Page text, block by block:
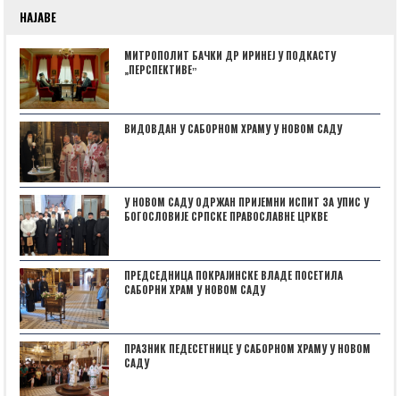
НАЈАВЕ
МИТРОПОЛИТ БАЧКИ ДР ИРИНЕЈ У ПОДКАСТУ
„ПЕРСПЕКТИВЕˮ
ВИДОВДАН У САБОРНОМ ХРАМУ У НОВОМ САДУ
У НОВОМ САДУ ОДРЖАН ПРИЈЕМНИ ИСПИТ ЗА УПИС У
БОГОСЛОВИЈЕ СРПСКЕ ПРАВОСЛАВНЕ ЦРКВЕ
ПРЕДСЕДНИЦА ПОКРАЈИНСКЕ ВЛАДЕ ПОСЕТИЛА
САБОРНИ ХРАМ У НОВОМ САДУ
ПРАЗНИК ПЕДЕСЕТНИЦЕ У САБОРНОМ ХРАМУ У НОВОМ
САДУ